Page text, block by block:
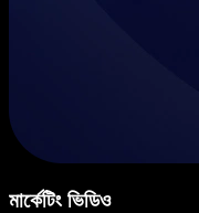
মার্কেটিং ভিডিও